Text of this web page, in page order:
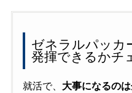
ゼネラルパッカ
発揮できるかチ
就活で、 大事になるの